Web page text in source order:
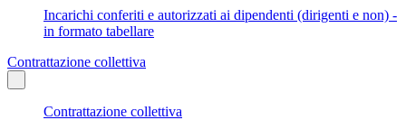
Incarichi conferiti e autorizzati ai dipendenti (dirigenti e non) -
in formato tabellare
Contrattazione collettiva
Contrattazione collettiva